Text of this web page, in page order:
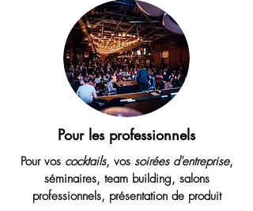
Pour les professionnels
Pour vos cocktails, vos soirées d'entreprise,
séminaires, team building, salons
professionnels, présentation de produit